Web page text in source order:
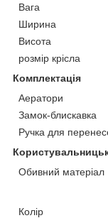
Вага
Ширина
Висота
розмір крісла
Комплектація
Аератори
Замок-блискавка
Ручка для
Обивний матеріал
Колір